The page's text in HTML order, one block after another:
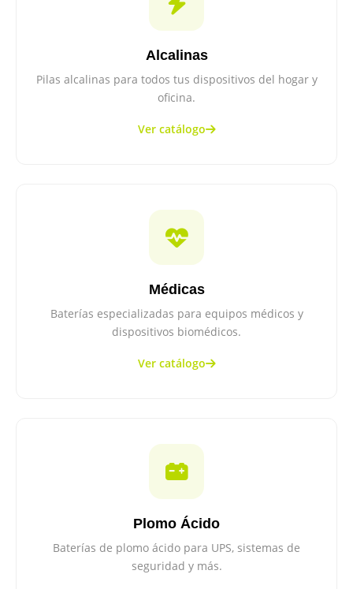
Alcalinas
Pilas alcalinas para todos tus dispositivos del hogar y
oficina.
Ver catálogo
Médicas
Baterías especializadas para equipos médicos y
dispositivos biomédicos.
Ver catálogo
Plomo Ácido
Baterías de plomo ácido para UPS, sistemas de
seguridad y más.